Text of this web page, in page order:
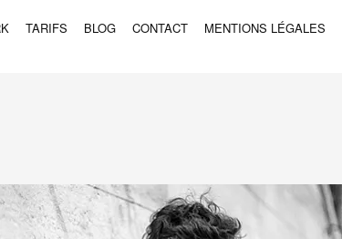
TARIFS BLOG CONTACT MENTIONS LÉGALES